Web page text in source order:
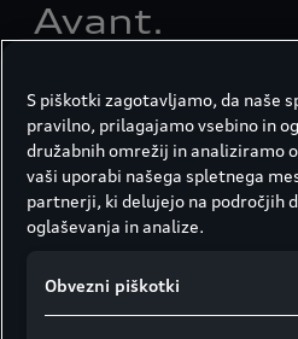
Avant.
S piškotki zagotavljamo, da naše
pravilno, prilagajamo vsebino in
družabnih omrežij in analiziramo
vaši uporabi našega spletnega
partnerji, ki delujejo na področjih
oglaševanja in analize.
Obvezni piškotki